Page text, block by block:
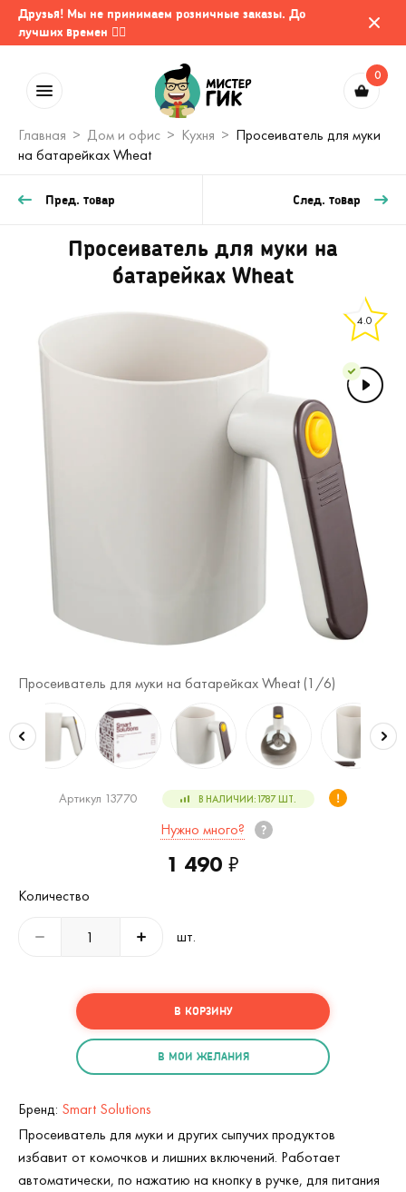
Друзья! Мы не принимаем розничные заказы. До
лучших времен 🤷‍♂️
0
Главная Дом и офис Кухня
Просеиватель для муки
на батарейках Wheat
Пред. товар След. товар
Просеиватель для муки на
батарейках Wheat
4.0
Просеиватель для муки на батарейках Wheat (1 /6)
Артикул 13770 В НАЛИЧИИ:1787ШТ.
Нужно много?
1 490 ₽
Количество
шт.
В КОРЗИНУ
В МОИ ЖЕЛАНИЯ
Бренд: Smart Solutions
Просеиватель для муки и других сыпучих продуктов
избавит от комочков и лишних включений. Работает
автоматически, по нажатию на кнопку в ручке, для питания